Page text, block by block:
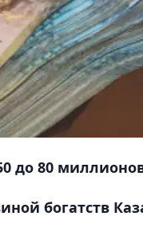
до 80
богатств